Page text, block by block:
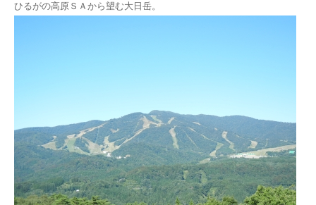
ひるがの高原ＳＡから望む大日岳。